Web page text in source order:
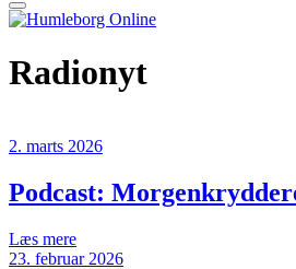
Radionyt
2. marts 2026
Podcast:
Læs mere
23. februar 2026